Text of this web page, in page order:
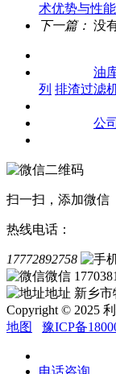
术优势与性
下一篇： 没
油
列 排渣过滤
公
扫一扫，添加微信
热线电话：
17772892758
微信
地址 新乡
Copyright © 2025
地图
豫ICP备
电话咨询